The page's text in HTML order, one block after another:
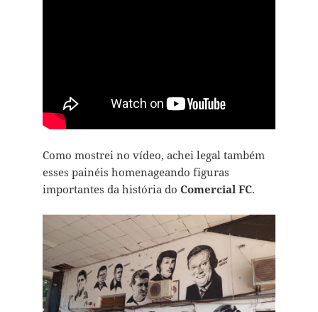
Como mostrei no vídeo, achei legal também
esses painéis homenageando figuras
importantes da história do Comercial FC.